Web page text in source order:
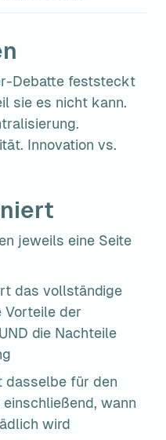
Debatte feststeckt
sie es nicht kann.
Innovation vs.
jeweils eine Seite
das vollständige
Vorteile der
die Nachteile
dasselbe für den
wann
wird